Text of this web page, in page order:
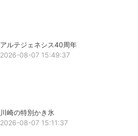
アルテジェネシス40周年
2026-08-07 15:49:37
川崎の特別かき氷
2026-08-07 15:11:37